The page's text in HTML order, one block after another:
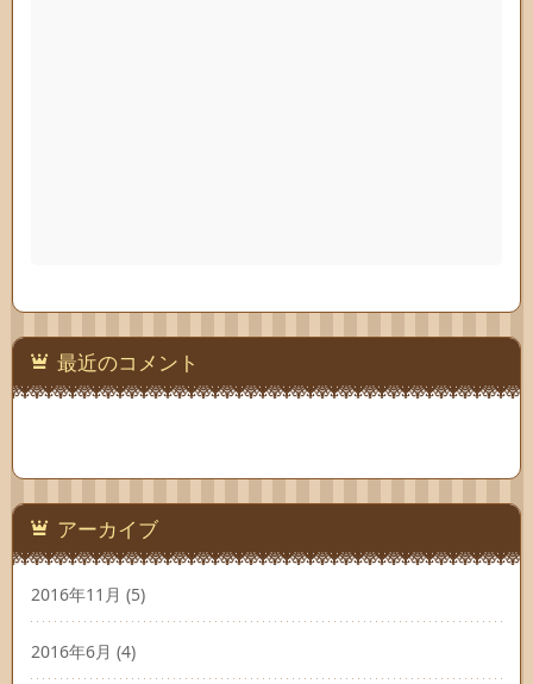
最近のコメント
アーカイブ
2016年11月 (5)
2016年6月 (4)